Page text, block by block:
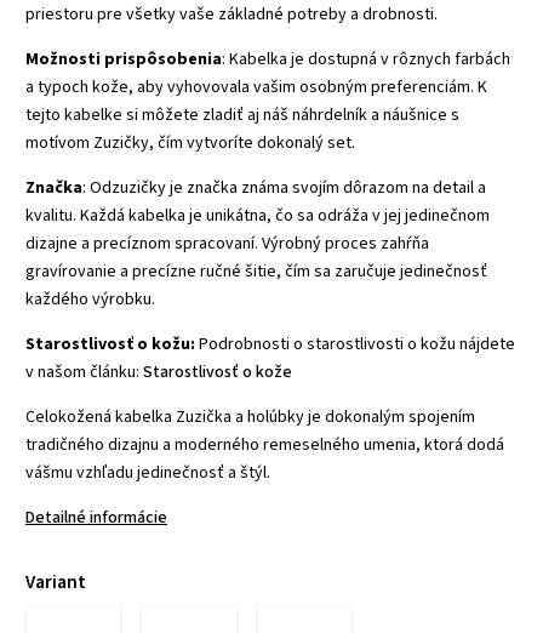
priestoru pre všetky vaše základné potreby a drobnosti.
Možnosti prispôsobenia: Kabelka je dostupná v rôznych farbách
a typoch kože, aby vyhovovala vašim osobným preferenciám. K
tejto kabelke si môžete zladiť aj náš náhrdelník a náušnice s
motívom Zuzičky, čím vytvoríte dokonalý set.
Značka: Odzuzičky je značka známa svojím dôrazom na detail a
kvalitu. Každá kabelka je unikátna, čo sa odráža v jej jedinečnom
dizajne a precíznom spracovaní. Výrobný proces zahŕňa
gravírovanie a precízne ručné šitie, čím sa zaručuje jedinečnosť
každého výrobku.
Starostlivosť o kožu: Podrobnosti o starostlivosti o kožu nájdete
v našom článku: Starostlivosť o kože
Celokožená kabelka Zuzička a holúbky je dokonalým spojením
tradičného dizajnu a moderného remeselného umenia, ktorá dodá
vášmu vzhľadu jedinečnosť a štýl.
Detailné informácie
Variant